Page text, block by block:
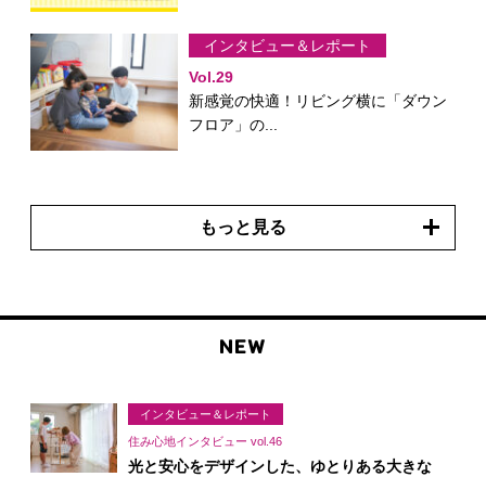
インタビュー＆レポート
Vol.29
新感覚の快適！リビング横に「ダウン
フロア」の...
もっと見る
NEW
インタビュー＆レポート
住み心地インタビュー vol.46
光と安心をデザインした、ゆとりある大きな